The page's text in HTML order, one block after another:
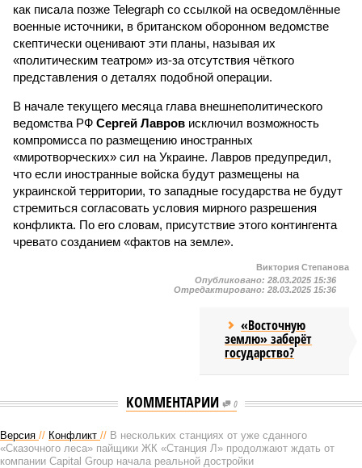
как писала позже Telegraph со ссылкой на осведомлённые
военные источники, в британском оборонном ведомстве
скептически оценивают эти планы, называя их
«политическим театром» из-за отсутствия чёткого
представления о деталях подобной операции.
В начале текущего месяца глава внешнеполитического
ведомства РФ Сергей Лавров исключил возможность
компромисса по размещению иностранных
«миротворческих» сил на Украине. Лавров предупредил,
что если иностранные войска будут размещены на
украинской территории, то западные государства не будут
стремиться согласовать условия мирного разрешения
конфликта. По его словам, присутствие этого контингента
чревато созданием «фактов на земле».
Виктория Степанова
Опубликовано: 28.03.2025 15:36
Отредактировано: 28.03.2025 15:36
«Восточную
землю» заберёт
государство?
КОММЕНТАРИИ 0
Версия // Конфликт // В нескольких станциях от уже сданного
«Сказочного леса» пайщики ЖК «Станция Л» продолжают ждать от
компании Capital Group начала реальной достройки